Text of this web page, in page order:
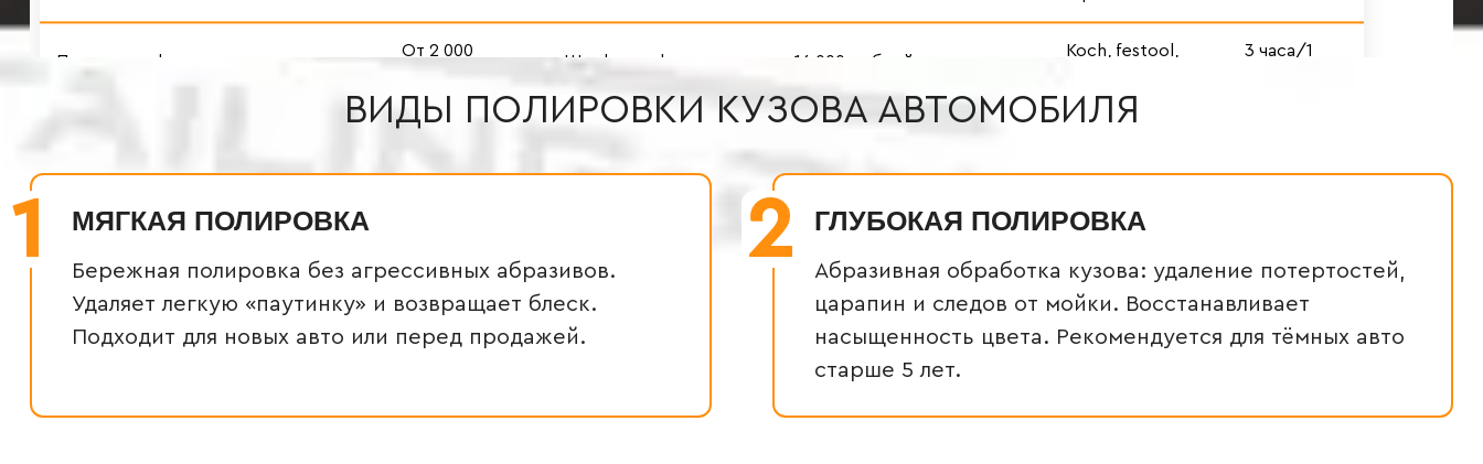
ВИДЫ ПОЛИРОВКИ КУЗОВА АВТОМОБИЛЯ
1 МЯГКАЯ ПОЛИРОВКА
Бережная полировка без агрессивных абразивов.
Удаляет легкую «паутинку» и возвращает блеск.
Подходит для новых авто или перед продажей.
2 ГЛУБОКАЯ ПОЛИРОВКА
Абразивная обработка кузова: удаление потертостей,
царапин и следов от мойки. Восстанавливает
насыщенность цвета. Рекомендуется для тёмных авто
старше 5 лет.